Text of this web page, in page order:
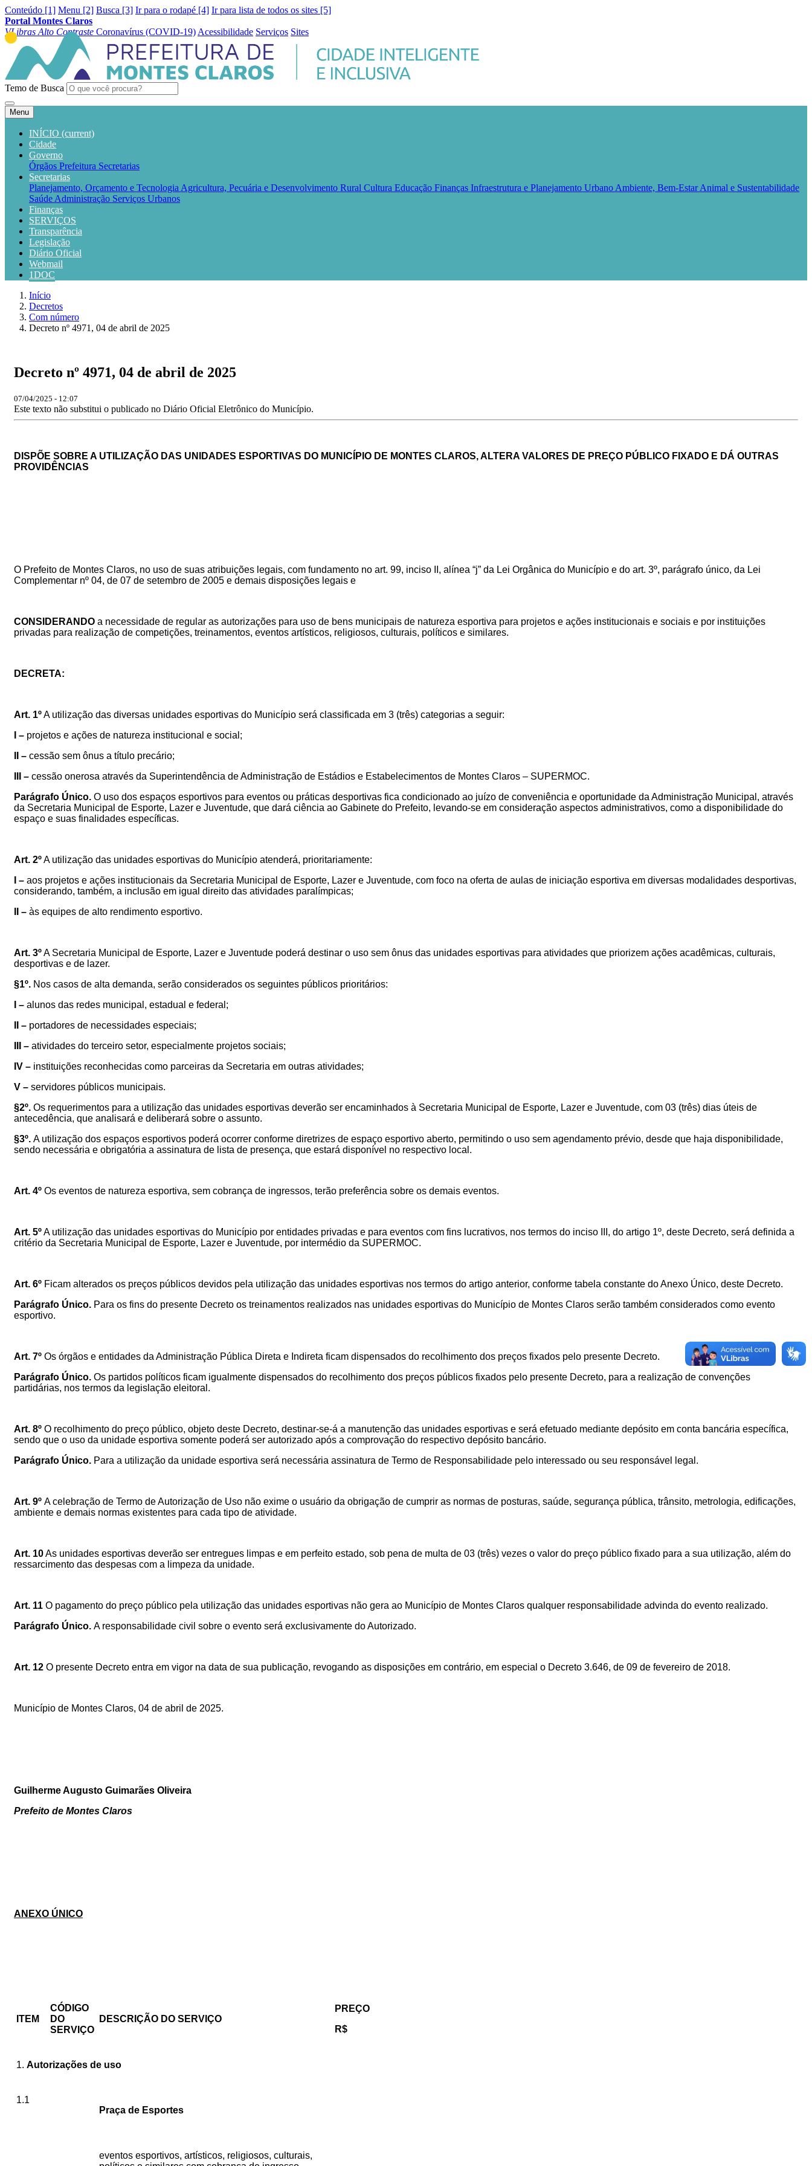
Conteúdo [1] Menu [2] Busca [3] Ir para o rodapé [4] Ir para lista de todos os sites [5]
Portal Montes Claros
VLibras Alto Contraste Coronavírus (COVID-19) Acessibilidade Serviços Sites
Temo de Busca
Menu
INÍCIO (current)
Cidade
Governo
Órgãos Prefeitura Secretarias
Secretarias
Planejamento, Orçamento e Tecnologia Agricultura, Pecuária e Desenvolvimento Rural Cultura Educação Finanças Infraestrutura e Planejamento Urbano Ambiente, Bem-Estar Animal e Sustentabilidade
Saúde Administração Serviços Urbanos
Finanças
SERVIÇOS
Transparência
Legislação
Diário Oficial
Webmail
1DOC
Início
Decretos
Com número
Decreto nº 4971, 04 de abril de 2025
Decreto nº 4971, 04 de abril de 2025
07/04/2025 - 12:07
Este texto não substitui o publicado no Diário Oficial Eletrônico do Município.
DISPÕE SOBRE A UTILIZAÇÃO DAS UNIDADES ESPORTIVAS DO MUNICÍPIO DE MONTES CLAROS, ALTERA VALORES DE PREÇO PÚBLICO FIXADO E DÁ OUTRAS
PROVIDÊNCIAS
O Prefeito de Montes Claros, no uso de suas atribuições legais, com fundamento no art. 99, inciso II, alínea “j” da Lei Orgânica do Município e do art. 3º, parágrafo único, da Lei
Complementar nº 04, de 07 de setembro de 2005 e demais disposições legais e
CONSIDERANDO a necessidade de regular as autorizações para uso de bens municipais de natureza esportiva para projetos e ações institucionais e sociais e por instituições
privadas para realização de competições, treinamentos, eventos artísticos, religiosos, culturais, políticos e similares.
DECRETA:
Art. 1ºA utilização das diversas unidades esportivas do Município será classificada em 3 (três) categorias a seguir:
I – projetos e ações de natureza institucional e social;
II – cessão sem ônus a título precário;
III – cessão onerosa através da Superintendência de Administração de Estádios e Estabelecimentos de Montes Claros – SUPERMOC.
Parágrafo Único. O uso dos espaços esportivos para eventos ou práticas desportivas fica condicionado ao juízo de conveniência e oportunidade da Administração Municipal, através
da Secretaria Municipal de Esporte, Lazer e Juventude, que dará ciência ao Gabinete do Prefeito, levando-se em consideração aspectos administrativos, como a disponibilidade do
espaço e suas finalidades específicas.
Art. 2ºA utilização das unidades esportivas do Município atenderá, prioritariamente:
I – aos projetos e ações institucionais da Secretaria Municipal de Esporte, Lazer e Juventude, com foco na oferta de aulas de iniciação esportiva em diversas modalidades desportivas,
considerando, também, a inclusão em igual direito das atividades paralímpicas;
II – às equipes de alto rendimento esportivo.
Art. 3ºA Secretaria Municipal de Esporte, Lazer e Juventude poderá destinar o uso sem ônus das unidades esportivas para atividades que priorizem ações acadêmicas, culturais,
desportivas e de lazer.
§1º. Nos casos de alta demanda, serão considerados os seguintes públicos prioritários:
I – alunos das redes municipal, estadual e federal;
II – portadores de necessidades especiais;
III – atividades do terceiro setor, especialmente projetos sociais;
IV – instituições reconhecidas como parceiras da Secretaria em outras atividades;
V – servidores públicos municipais.
§2º. Os requerimentos para a utilização das unidades esportivas deverão ser encaminhados à Secretaria Municipal de Esporte, Lazer e Juventude, com 03 (três) dias úteis de
antecedência, que analisará e deliberará sobre o assunto.
§3º. A utilização dos espaços esportivos poderá ocorrer conforme diretrizes de espaço esportivo aberto, permitindo o uso sem agendamento prévio, desde que haja disponibilidade,
sendo necessária e obrigatória a assinatura de lista de presença, que estará disponível no respectivo local.
Art. 4º Os eventos de natureza esportiva, sem cobrança de ingressos, terão preferência sobre os demais eventos.
Art. 5ºA utilização das unidades esportivas do Município por entidades privadas e para eventos com fins lucrativos, nos termos do inciso III, do artigo 1º, deste Decreto, será definida a
critério da Secretaria Municipal de Esporte, Lazer e Juventude, por intermédio da SUPERMOC.
Art. 6º Ficam alterados os preços públicos devidos pela utilização das unidades esportivas nos termos do artigo anterior, conforme tabela constante do Anexo Único, deste Decreto.
Parágrafo Único. Para os fins do presente Decreto os treinamentos realizados nas unidades esportivas do Município de Montes Claros serão também considerados como evento
esportivo.
Art. 7º Os órgãos e entidades da Administração Pública Direta e Indireta ficam dispensados do recolhimento dos preços fixados pelo presente Decreto.
Parágrafo Único. Os partidos políticos ficam igualmente dispensados do recolhimento dos preços públicos fixados pelo presente Decreto, para a realização de convenções
partidárias, nos termos da legislação eleitoral.
Art. 8º O recolhimento do preço público, objeto deste Decreto, destinar-se-á a manutenção das unidades esportivas e será efetuado mediante depósito em conta bancária específica,
sendo que o uso da unidade esportiva somente poderá ser autorizado após a comprovação do respectivo depósito bancário.
Parágrafo Único. Para a utilização da unidade esportiva será necessária assinatura de Termo de Responsabilidade pelo interessado ou seu responsável legal.
Art. 9º A celebração de Termo de Autorização de Uso não exime o usuário da obrigação de cumprir as normas de posturas, saúde, segurança pública, trânsito, metrologia, edificações,
ambiente e demais normas existentes para cada tipo de atividade.
Art. 10As unidades esportivas deverão ser entregues limpas e em perfeito estado, sob pena de multa de 03 (três) vezes o valor do preço público fixado para a sua utilização, além do
ressarcimento das despesas com a limpeza da unidade.
Art. 11 O pagamento do preço público pela utilização das unidades esportivas não gera ao Município de Montes Claros qualquer responsabilidade advinda do evento realizado.
Parágrafo Único. A responsabilidade civil sobre o evento será exclusivamente do Autorizado.
Art. 12 O presente Decreto entra em vigor na data de sua publicação, revogando as disposições em contrário, em especial o Decreto 3.646, de 09 de fevereiro de 2018.
Município de Montes Claros, 04 de abril de 2025.
Guilherme Augusto Guimarães Oliveira
Prefeito de Montes Claros
ANEXO ÚNICO
ITEM
CÓDIGO
DO
SERVIÇO
DESCRIÇÃO DO SERVIÇO
PREÇO
R$
1. Autorizações de uso
1.1
Praça de Esportes
eventos esportivos, artísticos, religiosos, culturais,